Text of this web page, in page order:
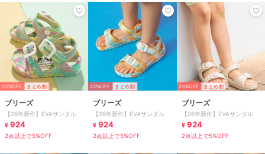
20%OFF まとめ割
ブリーズ
【26年新作】EVAサンダル
¥ 924
2点以上で5%OFF
20%OFF まとめ割
ブリーズ
【26年新作】EVAサンダル
¥ 924
2点以上で5%OFF
20%OFF まとめ割
ブリーズ
【26年新作】EVAサンダル
¥ 924
2点以上で5%OFF